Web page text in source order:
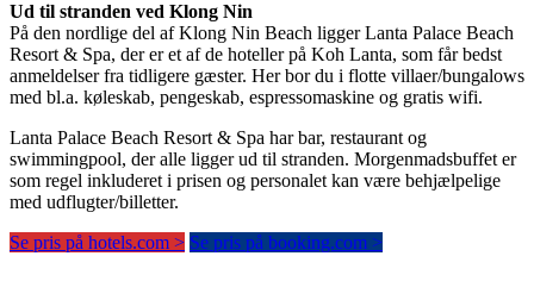
Ud til stranden ved Klong Nin
På den nordlige del af Klong Nin Beach ligger Lanta Palace Beach
Resort & Spa, der er et af de hoteller på Koh Lanta, som får bedst
anmeldelser fra tidligere gæster. Her bor du i flotte villaer/bungalows
med bl.a. køleskab, pengeskab, espressomaskine og gratis wifi.
Lanta Palace Beach Resort & Spa har bar, restaurant og
swimmingpool, der alle ligger ud til stranden. Morgenmadsbuffet er
som regel inkluderet i prisen og personalet kan være behjælpelige
med udflugter/billetter.
Se pris på hotels.com > Se pris på booking.com >